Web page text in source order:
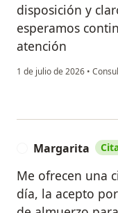
disposición y
esperamos
atención
1 de julio de 2026 •
Margarita
Me ofrecen una
día, la acepto